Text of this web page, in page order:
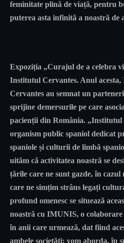
feminitate plină de viață, pentru
puterea asta infinită a noastră de
Expoziția „Curajul de a celebra
Institutul Cervantes. Anul
Cervantes au semnat un
sprijine demersurile pe care
pacienții din România. „Institutul
organism public spaniol dedicat
spaniole și culturii de limbă
uităm că activitatea noastră se
țările care ne sunt gazde, în
care ne simțim strâns legați
profund omenesc se situează
noastră cu IMUNIS, o colaborare
în anii care urmează, dat fiind
ambele societăți; vom aborda, în